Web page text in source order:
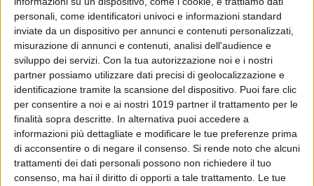
personali, come identificatori univoci e informazioni standard
inviate da un dispositivo per annunci e contenuti personalizzati,
misurazione di annunci e contenuti, analisi dell'audience e
sviluppo dei servizi. Con la tua autorizzazione noi e i nostri
partner possiamo utilizzare dati precisi di geolocalizzazione e
identificazione tramite la scansione del dispositivo. Puoi fare clic
per consentire a noi e ai nostri 1019 partner il trattamento per le
finalità sopra descritte. In alternativa puoi accedere a
informazioni più dettagliate e modificare le tue preferenze prima
di acconsentire o di negare il consenso. Si rende noto che alcuni
trattamenti dei dati personali possono non richiedere il tuo
consenso, ma hai il diritto di opporti a tale trattamento. Le tue
natura di lepre un po’ “speciale”.
“Hopper e il Tempio Perduto”
racconta un viaggio ricco di
emozioni e avventure, ma anche una
storia di crescita e amicizia per tutta
la famiglia.
La Redazione